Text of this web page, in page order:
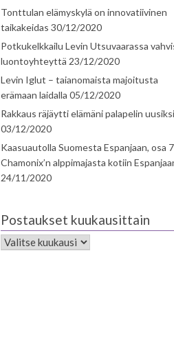
Tonttulan elämyskylä on innovatiivinen
taikakeidas 30/12/2020
Potkukelkkailu Levin Utsuvaarassa
luontoyhteyttä 23/12/2020
Levin Iglut – taianomaista majoitusta
erämaan laidalla 05/12/2020
Rakkaus räjäytti elämäni palapelin uusiksi
03/12/2020
Kaasuautolla Suomesta Espanjaan, osa
Chamonix’n alppimajasta kotiin
24/11/2020
Postaukset kuukausittain